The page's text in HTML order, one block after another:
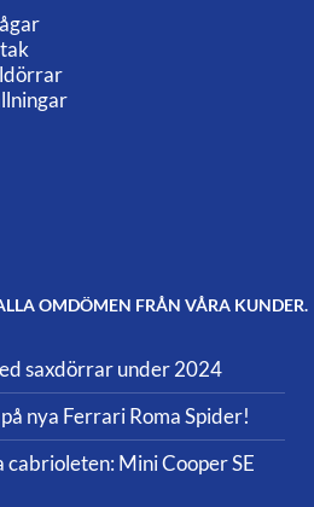
OMDÖMEN FRÅN VÅRA KUNDER.
saxdörrar under 2024
nya Ferrari Roma Spider!
Mini Cooper SE